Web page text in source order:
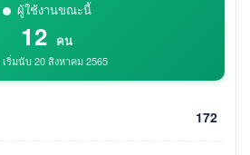
ผู้ใช้งานขณะนี้
12 คน
เริ่มนับ 20 สิงหาคม 2565
172